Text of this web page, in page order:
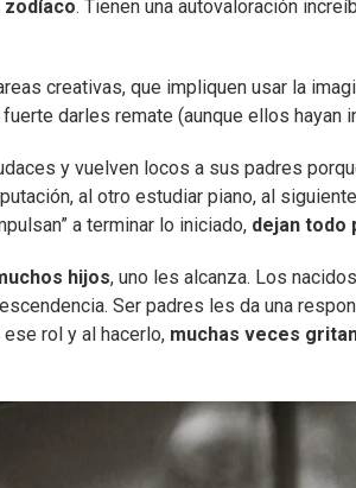
zodíaco. Tienen una autovaloración
creativas, que impliquen usar la
darles remate (aunque ellos hayan
y vuelven locos a sus padres
al otro estudiar piano, al
a terminar lo iniciado, dejan todo
hijos, uno les alcanza. Los
Ser padres les da una
rol y al hacerlo, muchas veces